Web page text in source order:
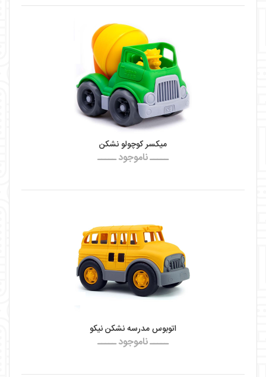
میکسر کوچولو نشکن
ـــــ ناموجود ـــــ
اتوبوس مدرسه نشکن نیکو
ـــــ ناموجود ـــــ